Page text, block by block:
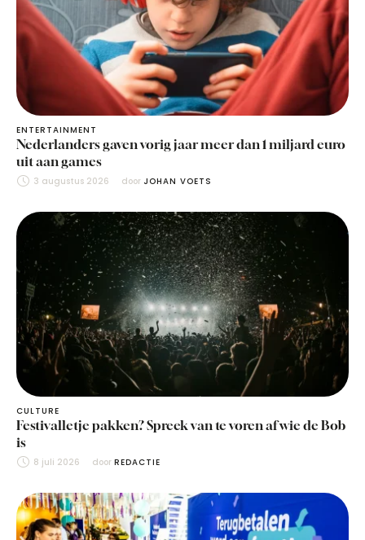
ENTERTAINMENT
Nederlanders gaven vorig jaar meer dan 1 miljard euro
uit aan games
3 augustus 2026 door JOHAN VOETS
CULTURE
Festivalletje pakken? Spreek van te voren af wie de Bob
is
8 juli 2026 door REDACTIE